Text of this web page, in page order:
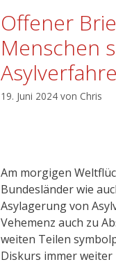
Offener
Menschen
19. Juni 2024 von Chris
Am morgigen
Bundesländer wie
Asylagerung von
Vehemenz auch zu
weiten Teilen
Diskurs immer